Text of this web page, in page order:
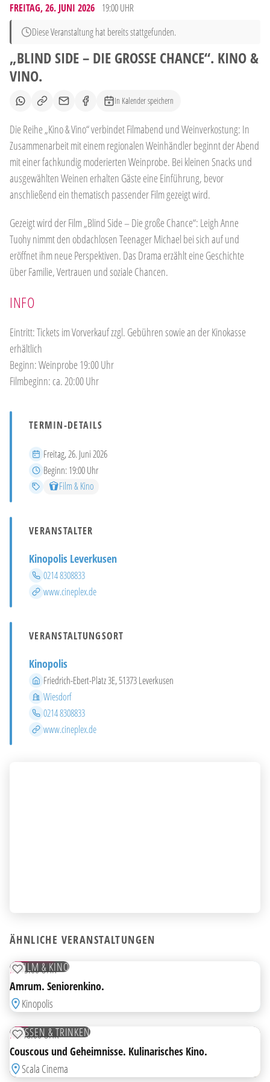
FREITAG, 26. JUNI 2026 19:00 UHR
Diese Veranstaltung hat bereits stattgefunden.
„BLIND SIDE – DIE GROSSE CHANCE“. KINO & V
INO.
In Kalender speichern
Die Reihe „Kino & Vino“ verbindet Filmabend und Weinverkostung: In
Zusammenarbeit mit einem regionalen Weinhändler beginnt der Abend
mit einer fachkundig moderierten Weinprobe. Bei kleinen Snacks und
ausgewählten Weinen erhalten Gäste eine Einführung, bevor
anschließend ein thematisch passender Film gezeigt wird.
Gezeigt wird der Film „Blind Side – Die große Chance“: Leigh Anne
Tuohy nimmt den obdachlosen Teenager Michael bei sich auf und
eröffnet ihm neue Perspektiven. Das Drama erzählt eine Geschichte
über Familie, Vertrauen und soziale Chancen.
INFO
Eintritt: Tickets im Vorverkauf zzgl. Gebühren sowie an der Kinokasse
erhältlich
Beginn: Weinprobe 19:00 Uhr
Filmbeginn: ca. 20:00 Uhr
TERMIN-DETAILS
Datum
Freitag, 26. Juni 2026
Beginn
Beginn:19:00 Uhr
Kategorien
Film & Kino
VERANSTALTER
Kinopolis Leverkusen
Telefon
0214 8308833
Website
www.cineplex.de
VERANSTALTUNGSORT
Kinopolis
Adresse
Friedrich-Ebert-Platz 3E, 51373 Leverkusen
Stadtteil
Wiesdorf
Telefon
0214 8308833
Website
www.cineplex.de
ÄHNLICHE VERANSTALTUNGEN
14
FILM & KINO
ZUR MERKLISTE HINZUFÜGEN
DI15:00 UHR
Amrum. Seniorenkino.
Kinopolis
15
ESSEN & TRINKEN
ZUR MERKLISTE HINZUFÜGEN
MI18:00 UHR
Couscous und Geheimnisse. Kulinarisches Kino.
Scala Cinema
15